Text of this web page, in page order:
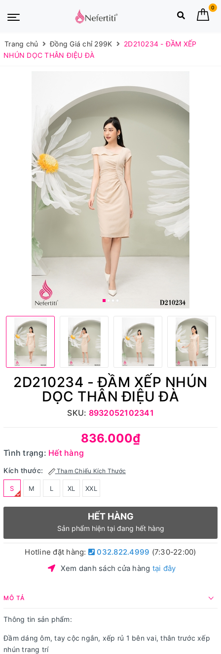
0
Trang chủ Đồng Giá chỉ 299K
2D210234 - ĐẦM XẾP
NHÚN DỌC THÂN ĐIỆU ĐÀ
2D210234 - ĐẦM XẾP NHÚN
DỌC THÂN ĐIỆU ĐÀ
SKU: 8932052102341
836.000₫
Tình trạng: Hết hàng
Kích thước: Tham Chiếu Kích Thước
S M L XL XXL
HẾT HÀNG
Sản phẩm hiện tại đang hết hàng
Hotline đặt hàng: 032.822.4999 (7:30-22:00)
Xem danh sách cửa hàng tại đây
MÔ TẢ
Thông tin sản phẩm:
Đầm dáng ôm, tay cộc ngắn, xếp rủ 1 bên vai, thân trước xếp
nhún trang trí